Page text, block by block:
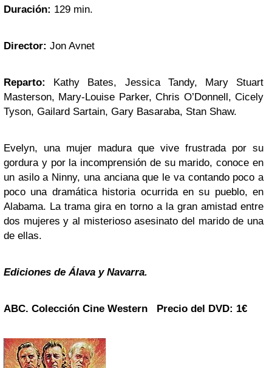
Duración: 129 min.
Director: Jon Avnet
Reparto: Kathy Bates, Jessica Tandy, Mary Stuart
Masterson, Mary-Louise Parker, Chris O’Donnell, Cicely
Tyson, Gailard Sartain, Gary Basaraba, Stan Shaw.
Evelyn, una mujer madura que vive frustrada por su
gordura y por la incomprensión de su marido, conoce en
un asilo a Ninny, una anciana que le va contando poco a
poco una dramática historia ocurrida en su pueblo, en
Alabama. La trama gira en torno a la gran amistad entre
dos mujeres y al misterioso asesinato del marido de una
de ellas.
Ediciones de Álava y Navarra.
ABC. Colección Cine Western Precio del DVD: 1€